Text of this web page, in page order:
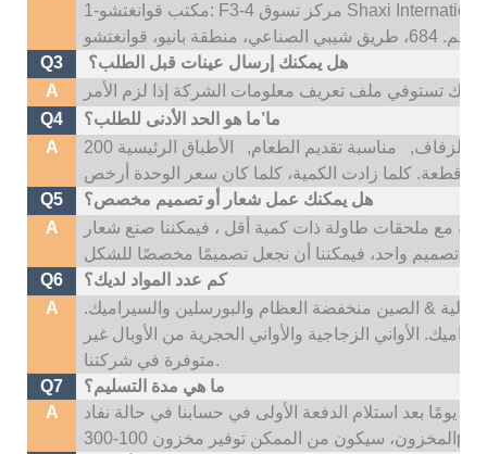
Q3
هل يمكنك إرسال عينات قبل الطلب؟
A
Q4
ما’ما هو الحد الأدنى للطلب؟
A
الزفاف, مناسبة تقديم الطعام, الأطباق الرئيسية 200
Q5
هل يمكنك عمل شعار أو تصميم مخصص؟
A
إذا كانت اللوحات الرئيسية أكثر من 500 قطعة مع ملحقات طاولة ذات كمية أقل ، فيمكننا صنع شعار
Q6
كم عدد المواد لديك؟
A
عالية & الصين منخفضة العظام والبورسلين والسيراميك.
الأواني الزجاجية والأواني الحجرية من الأوبال غير
متوفرة في شركتنا.
Q7
ما هي مدة التسليم؟
A
عادةً ما يكون وقت التسليم لدينا هو 35 ~ 45 يومًا بعد استلام الدفعة الأولى في حسابنا في حالة نفاد